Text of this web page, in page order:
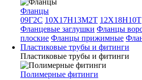
Фланцы
09Г2С 10Х17Н13М2Т 12Х18Н10Т
Фланцевые заглушки Фланцы
плоские Фланцы прижимные
Пластиковые трубы и фитинги
Пластиковые трубы и фитинги
Полимерные фитинги